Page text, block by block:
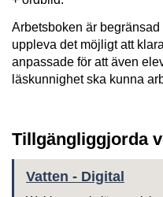
Arbetsboken är
uppleva det möjligt att
anpassade för att även
läskunnighet ska kunna
Tillgängliggjorda
Vatten - Digital